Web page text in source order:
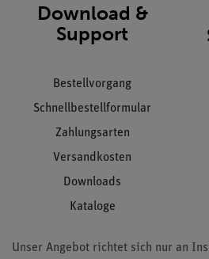
Download &
Support
Bestellvorgang
Schnellbestellformular
Zahlungsarten
Versandkosten
Downloads
Kataloge
Unser Angebot richtet sich nur an